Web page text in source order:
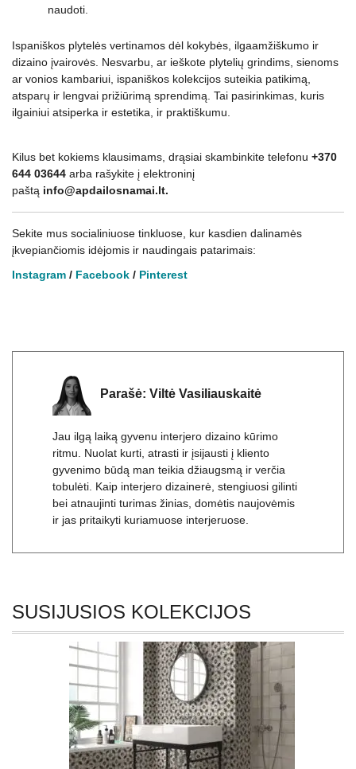
naudoti.
Ispaniškos plytelės vertinamos dėl kokybės, ilgaamžiškumo ir
dizaino įvairovės. Nesvarbu, ar ieškote plytelių grindims, sienoms
ar vonios kambariui, ispaniškos kolekcijos suteikia patikimą,
atsparų ir lengvai prižiūrimą sprendimą. Tai pasirinkimas, kuris
ilgainiui atsiperka ir estetika, ir praktiškumu.
Kilus bet kokiems klausimams, drąsiai skambinkite telefonu +370
644 03644 arba rašykite į elektroninį
paštą info@apdailosnamai.lt.
Sekite mus socialiniuose tinkluose, kur kasdien dalinamės
įkvepiančiomis idėjomis ir naudingais patarimais:
Instagram / Facebook / Pinterest
Parašė: Viltė Vasiliauskaitė
Jau ilgą laiką gyvenu interjero dizaino kūrimo
ritmu. Nuolat kurti, atrasti ir įsijausti į kliento
gyvenimo būdą man teikia džiaugsmą ir verčia
tobulėti. Kaip interjero dizainerė, stengiuosi gilinti
bei atnaujinti turimas žinias, domėtis naujovėmis
ir jas pritaikyti kuriamuose interjeruose.
SUSIJUSIOS KOLEKCIJOS